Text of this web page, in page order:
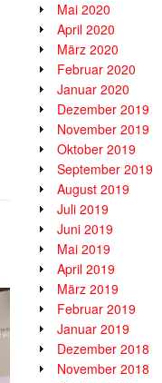
Mai 2020
April 2020
März 2020
Februar 2020
Januar 2020
Dezember 2019
November 2019
Oktober 2019
September 2019
August 2019
Juli 2019
Juni 2019
Mai 2019
April 2019
März 2019
Februar 2019
Januar 2019
Dezember 2018
November 2018